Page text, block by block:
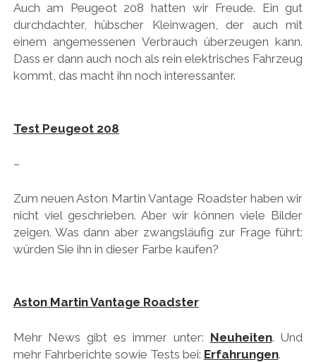
VOLKSWAGEN
VOLVO
VORKRIEG
Auch am Peugeot 208 hatten wir Freude. Ein gut
durchdachter, hübscher Kleinwagen, der auch mit
einem angemessenen Verbrauch überzeugen kann.
Dass er dann auch noch als rein elektrisches Fahrzeug
kommt, das macht ihn noch interessanter.
Test Peugeot 208
–
Zum neuen Aston Martin Vantage Roadster haben wir
nicht viel geschrieben. Aber wir können viele Bilder
zeigen. Was dann aber zwangsläufig zur Frage führt:
würden Sie ihn in dieser Farbe kaufen?
Aston Martin Vantage Roadster
Mehr News gibt es immer unter: Neuheiten. Und
mehr Fahrberichte sowie Tests bei: Erfahrungen.